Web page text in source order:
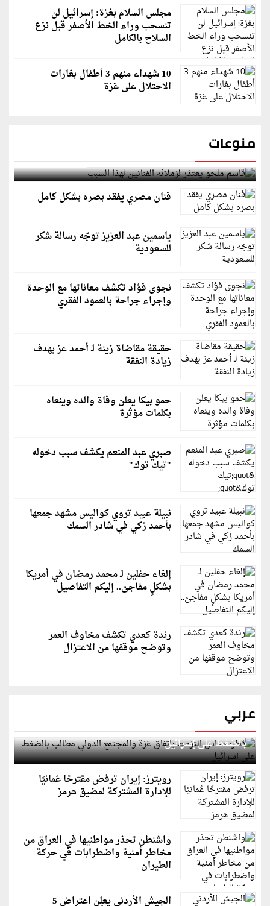
مجلس السلام بغزة: إسرائيل لن
تنسحب وراء الخط الأصفر قبل نزع
السلاح بالكامل
10 شهداء منهم 3 أطفال بغارات
الاحتلال على غزة
منوعات
قاسم ملحو يعتذر لزملائه الفنانين لهذا السبب
فنان مصري يفقد بصره بشكل كامل
ياسمين عبد العزيز توجّه رسالة شكر
للسعودية
نجوى فؤاد تكشف معاناتها مع الوحدة
وإجراء جراحة بالعمود الفقري
حقيقة مقاضاة زينة لـ أحمد عز بهدف
زيادة النفقة
حمو بيكا يعلن وفاة والده وينعاه
بكلمات مؤثرة
صبري عبد المنعم يكشف سبب دخوله
"تيك توك"
نبيلة عبيد تروي كواليس مشهد جمعها
بأحمد زكي في شادر السمك
إلغاء حفلين لـ محمد رمضان في أمريكا
بشكلٍ مفاجئ.. إليكم التفاصيل
رندة كعدي تكشف مخاوف العمر
وتوضح موقفها من الاعتزال
عربي
قطر: حماس التزمت باتفاق غزة والمجتمع الدولي مطالب
بالضغط على إسرائيل
رويترز: إيران ترفض مقترحًا عُمانيًا
للإدارة المشتركة لمضيق هرمز
واشنطن تحذر مواطنيها في العراق من
مخاطر أمنية واضطرابات في حركة
الطيران
الجيش الأردني يعلن اعتراض 5